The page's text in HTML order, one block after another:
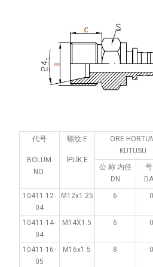
代号
BÖLÜM
NO.
螺纹 E
İPLİK E
ORE
KUTUSU
公 称 内径
DN
10411-12-
04
M12x1.25 6
10411-14-
04
M14X1.5 6
10411-16-
05
M16x1.5 8